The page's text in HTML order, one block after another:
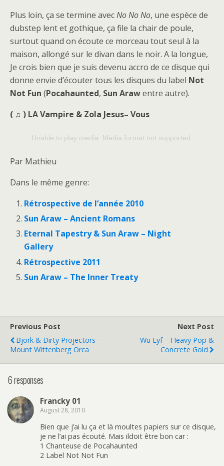
Plus loin, ça se termine avecNo No No, une espèce de
dubstep lent et gothique, ça file la chair de poule,
surtout quand on écoute ce morceau tout seul à la
maison, allongé sur le divan dans le noir. A la longue,
Je crois bien que je suis devenu accro de ce disque qui
donne envie d’écouter tous les disques du label Not
Not Fun (Pocahaunted, Sun Arawentre autre).
( ♫ ) LA Vampire & Zola Jesus– Vous
Unable to play media. Media format not supported.
Par Mathieu
Dans le même genre:
Rétrospective de l’année 2010
Sun Araw – Ancient Romans
Eternal Tapestry & Sun Araw – Night
Gallery
Rétrospective 2011
Sun Araw – The Inner Treaty
Previous Post
Björk & Dirty Projectors –
Mount Wittenberg Orca
Next Post
Wu Lyf – Heavy Pop &
Concrete Gold
6 responses
Francky 01
August 28, 2010
Bien que j’ai lu ça et là moultes papiers sur ce disque,
je ne l’ai pas écouté. Mais ildoit être bon car :
1 Chanteuse de Pocahaunted
2 Label Not Not Fun